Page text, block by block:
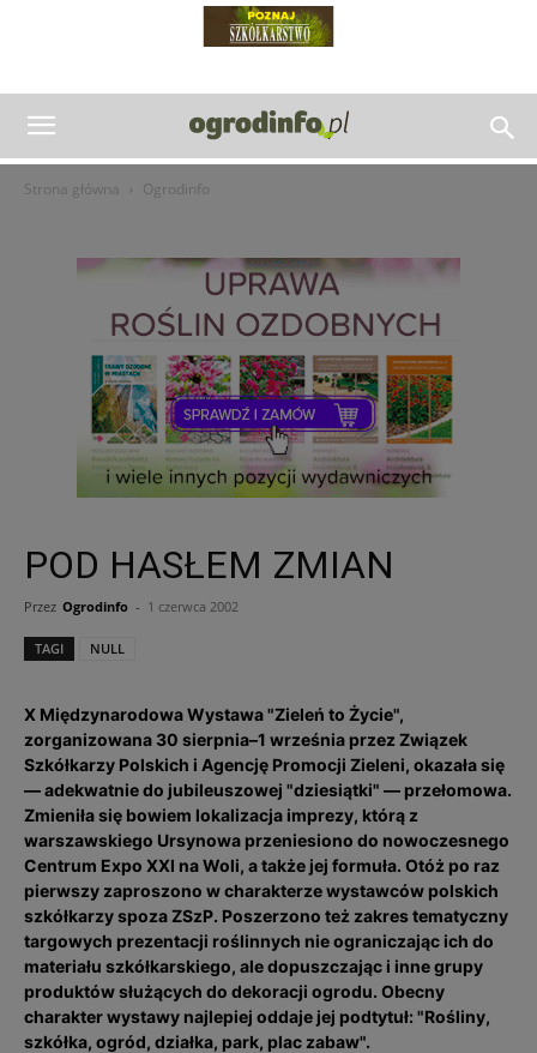
Strona główna Ogrodinfo
POD HASŁEM ZMIAN
Przez Ogrodinfo - 1 czerwca 2002
TAGI NULL
X Międzynarodowa Wystawa "Zieleń to Życie",
zorganizowana 30 sierpnia–1 września przez Związek
Szkółkarzy Polskich i Agencję Promocji Zieleni, okazała się
— adekwatnie do jubileuszowej "dziesiątki" — przełomowa.
Zmieniła się bowiem lokalizacja imprezy, którą z
warszawskiego Ursynowa przeniesiono do nowoczesnego
Centrum Expo XXI na Woli, a także jej formuła. Otóż po raz
pierwszy zaproszono w charakterze wystawców polskich
szkółkarzy spoza ZSzP. Poszerzono też zakres tematyczny
targowych prezentacji roślinnych nie ograniczając ich do
materiału szkółkarskiego, ale dopuszczając i inne grupy
produktów służących do dekoracji ogrodu. Obecny
charakter wystawy najlepiej oddaje jej podtytuł: "Rośliny,
szkółka, ogród, działka, park, plac zabaw".